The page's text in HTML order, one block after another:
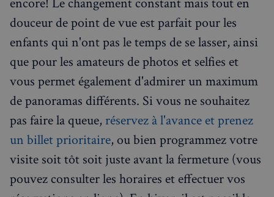
encore! Le changement constant mais tout en
douceur de point de vue est parfait pour les
enfants qui n'ont pas le temps de se lasser, ainsi
que pour les amateurs de photos et selfies et
vous permet également d'admirer un maximum
de panoramas différents. Si vous ne souhaitez
pas faire la queue, réservez à l'avance et prenez
un billet prioritaire, ou bien programmez votre
visite soit tôt soit juste avant la fermeture (vous
pouvez consulter les horaires et effectuer vos